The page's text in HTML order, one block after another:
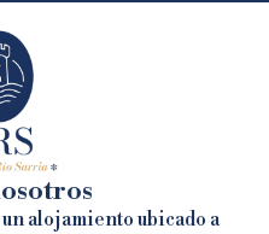
alojamiento ubicado a